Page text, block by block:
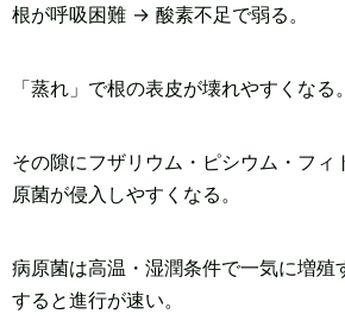
根が呼吸困難 → 酸素不足で弱る。
「蒸れ」で根の表皮が壊れやすくなる。
その隙にフザリウム・ピシウム・フィ
原菌が侵入しやすくなる。
病原菌は高温・湿潤条件で一気に増殖
すると進行が速い。